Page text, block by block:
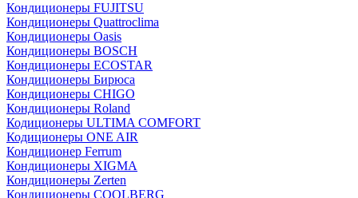
Кондиционеры FUJITSU
Кондиционеры Quattroclima
Кондиционеры Oasis
Кондиционеры BOSCH
Кондиционеры ECOSTAR
Кондиционеры Бирюса
Кондиционеры CHIGO
Кондиционеры Roland
Кодиционеры ULTIMA COMFORT
Кодиционеры ONE AIR
Кондиционер Ferrum
Кондиционеры XIGMA
Кондиционеры Zerten
Кондиционеры СOOLBERG